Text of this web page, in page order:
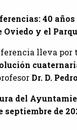
40
y el
lleva por
Dr. D.
del
septiembre de